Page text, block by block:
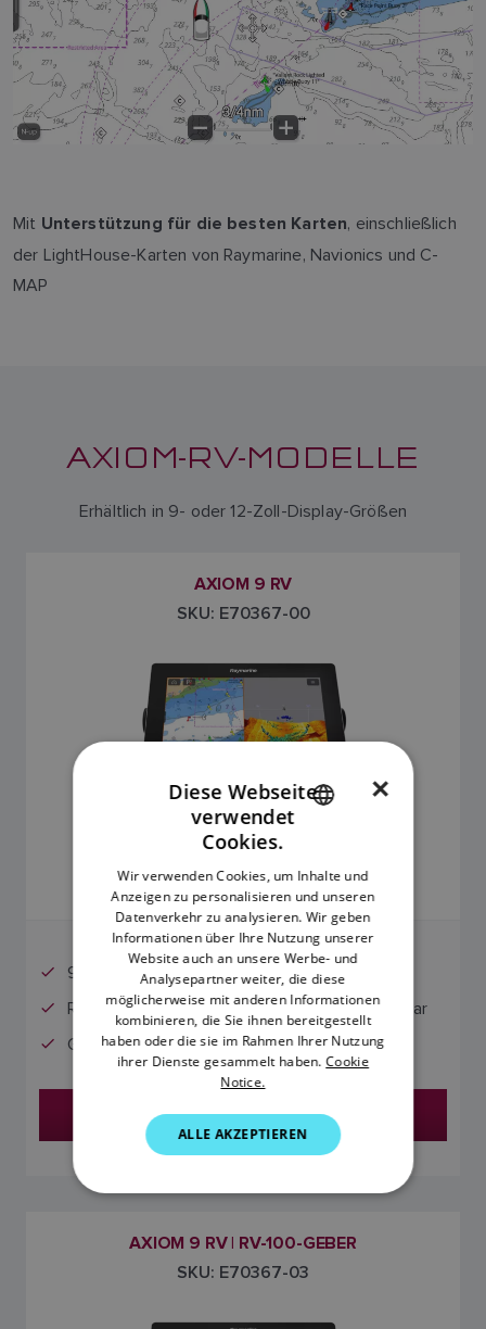
Mit Unterstützung für die besten Karten, einschließlich
der LightHouse-Karten von Raymarine, Navionics und C-
MAP
AXIOM-RV-MODELLE
Erhältlich in 9- oder 12-Zoll-Display-Größen
AXIOM 9 RV
SKU: E70367-00
0
9-Zoll-Display
RealVision 3D und integriertes 600-Watt-Sonar
Geber nicht enthalten
Händler finden
AXIOM 9 RV | RV-100-GEBER
SKU: E70367-03
DANISH
ITALIAN
SWEDISH
GERMAN
DUTCH
NORWEGIAN
FINNISH
×
Diese Webseite
verwendet
Cookies.
Wir verwenden Cookies, um Inhalte und
Anzeigen zu personalisieren und unseren
Datenverkehr zu analysieren. Wir geben
Informationen über Ihre Nutzung unserer
Website auch an unsere Werbe- und
Analysepartner weiter, die diese
möglicherweise mit anderen Informationen
kombinieren, die Sie ihnen bereitgestellt
haben oder die sie im Rahmen Ihrer Nutzung
ihrer Dienste gesammelt haben. Cookie
Notice.
ALLE AKZEPTIEREN